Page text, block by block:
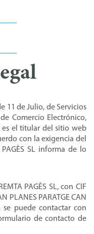
11 de Julio, de Servicios
Comercio Electrónico,
es el titular del sitio web
con la exigencia del
PAGÈS SL informa de lo
PAGÈS SL, conCIF
PLANES PARATGE CAN
se puede contactar con
de contacto de